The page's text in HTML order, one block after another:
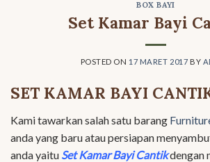
BOX BAYI
Set Kamar Bayi
POSTED ON 17 MARET 2017 BY
SET KAMAR BAYI
Kami tawarkan salah satu barang
anda yang baru atau persiapan
anda yaitu Set Kamar Bayi Cantikdengan